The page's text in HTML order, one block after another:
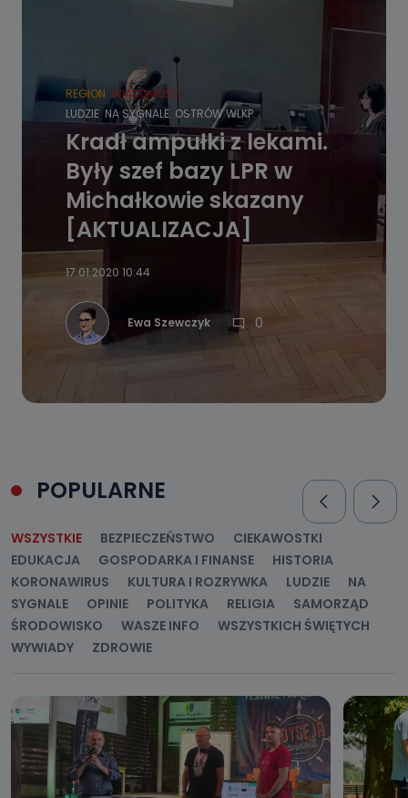
REGION WIADOMOŚCI
LUDZIE NA SYGNALE OSTRÓW WLKP.
Kradł ampułki z lekami.
Były szef bazy LPR w
Michałkowie skazany
[AKTUALIZACJA]
17.01.2020 10:44
Ewa Szewczyk 0
POPULARNE
WSZYSTKIE BEZPIECZEŃSTWO
CIEKAWOSTKI
EDUKACJA
GOSPODARKA I FINANSE
HISTORIA
KORONAWIRUS
KULTURA I ROZRYWKA LUDZIE
NA
SYGNALE
OPINIE POLITYKA RELIGIA
SAMORZĄD
ŚRODOWISKO
WASZE INFO
WSZYSTKICH ŚWIĘTYCH
WYWIADY
ZDROWIE